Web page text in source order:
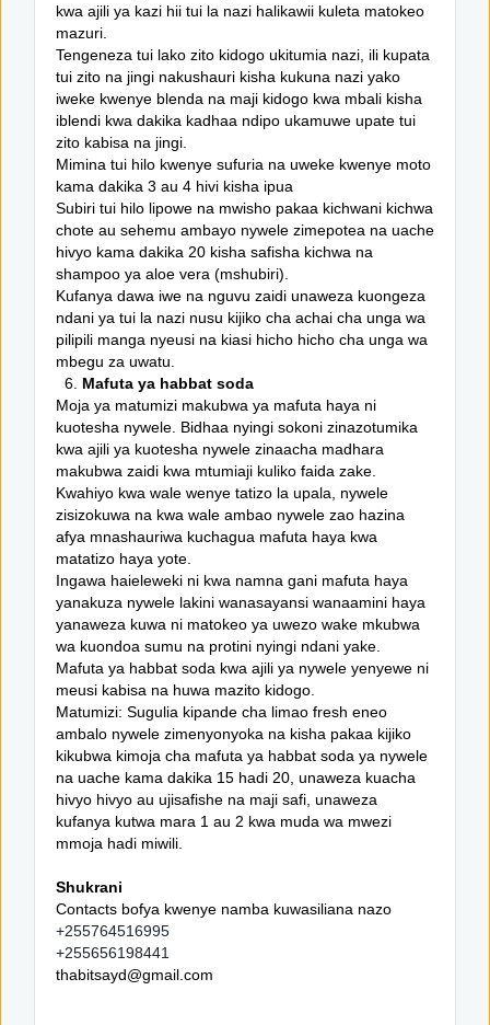
kwa ajili ya kazi hii tui la nazi halikawii kuleta matokeo
mazuri.
Tengeneza tui lako zito kidogo ukitumia nazi, ili kupata
tui zito na jingi nakushauri kisha kukuna nazi yako
iweke kwenye blenda na maji kidogo kwa mbali kisha
iblendi kwa dakika kadhaa ndipo ukamuwe upate tui
zito kabisa na jingi.
Mimina tui hilo kwenye sufuria na uweke kwenye moto
kama dakika 3 au 4 hivi kisha ipua
Subiri tui hilo lipowe na mwisho pakaa kichwani kichwa
chote au sehemu ambayo nywele zimepotea na uache
hivyo kama dakika 20 kisha safisha kichwa na
shampoo ya aloe vera (mshubiri).
Kufanya dawa iwe na nguvu zaidi unaweza kuongeza
ndani ya tui la nazi nusu kijiko cha achai cha unga wa
pilipili manga nyeusi na kiasi hicho hicho cha unga wa
mbegu za uwatu.
6. Mafuta ya habbat soda
Moja ya matumizi makubwa ya mafuta haya ni
kuotesha nywele. Bidhaa nyingi sokoni zinazotumika
kwa ajili ya kuotesha nywele zinaacha madhara
makubwa zaidi kwa mtumiaji kuliko faida zake.
Kwahiyo kwa wale wenye tatizo la upala, nywele
zisizokuwa na kwa wale ambao nywele zao hazina
afya mnashauriwa kuchagua mafuta haya kwa
matatizo haya yote.
Ingawa haieleweki ni kwa namna gani mafuta haya
yanakuza nywele lakini wanasayansi wanaamini haya
yanaweza kuwa ni matokeo ya uwezo wake mkubwa
wa kuondoa sumu na protini nyingi ndani yake.
Mafuta ya habbat soda kwa ajili ya nywele yenyewe ni
meusi kabisa na huwa mazito kidogo.
Matumizi: Sugulia kipande cha limao fresh eneo
ambalo nywele zimenyonyoka na kisha pakaa kijiko
kikubwa kimoja cha mafuta ya habbat soda ya nywele
na uache kama dakika 15 hadi 20, unaweza kuacha
hivyo hivyo au ujisafishe na maji safi, unaweza
kufanya kutwa mara 1 au 2 kwa muda wa mwezi
mmoja hadi miwili.
Shukrani
Contacts bofya kwenye namba kuwasiliana nazo
+255764516995
+255656198441
thabitsayd@gmail.com